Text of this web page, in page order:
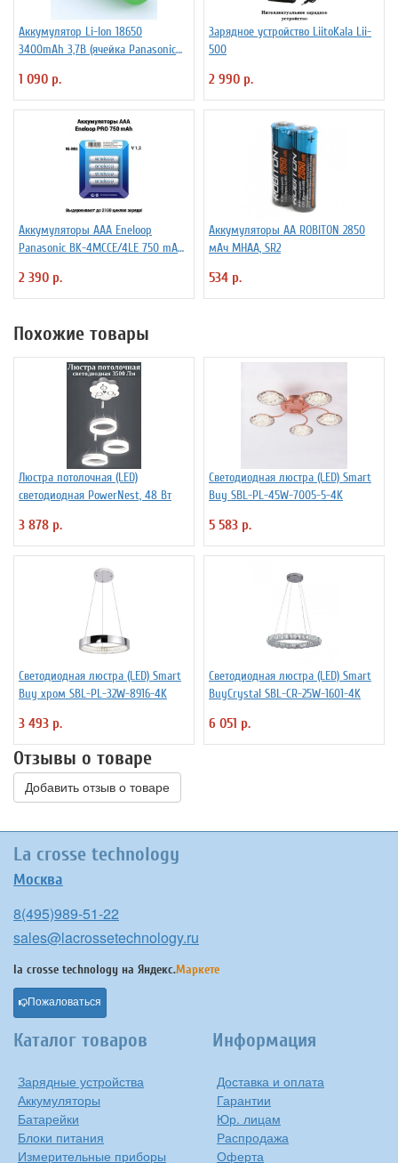
Аккумулятор Li-Ion 18650
3400mAh 3,7В (ячейка Panasonic
1 090 р.
Зарядное устройство LiitoKala Lii-
500
2 990 р.
Аккумуляторы ААА Еneloop
Panasonic BK-4MCCE/4LE 750 mAh
2 390 р.
Аккумуляторы АА ROBITON 2850
мАч MHAA, SR2
534 р.
Похожие товары
Люстра потолочная (LED)
светодиодная PowerNest, 48 Вт
3 878 р.
Светодиодная люстра (LED) Smart
Buy SBL-PL-45W-7005-5-4K
5 583 р.
Светодиодная люстра (LED) Smart
Buy хром SBL-PL-32W-8916-4K
3 493 р.
Светодиодная люстра (LED) Smart
BuyCrystal SBL-CR-25W-1601-4K
6 051 р.
Отзывы о товаре
Добавить отзыв о товаре
La crosse technology
Москва
8(495)989-51-22
sales@lacrossetechnology.ru
la crosse technology на Яндекс.Маркете
Пожаловаться
Каталог товаров
Зарядные устройства
Аккумуляторы
Батарейки
Блоки питания
Измерительные приборы
Информация
Доставка и оплата
Гарантии
Юр. лицам
Распродажа
Оферта